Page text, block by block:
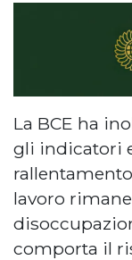
La BCE ha
gli indicatori
lavoro
comporta il